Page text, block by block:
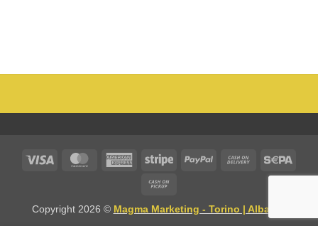
Visa MasterCardAmericanStripe PayPal
Cash
Pickup
Copyright 2026 © Magma Marketing - Torino | Alba CN